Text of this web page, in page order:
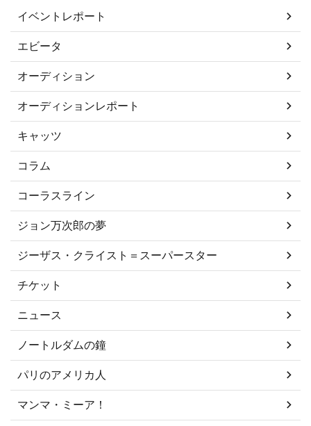
イベントレポート
エビータ
オーディション
オーディションレポート
キャッツ
コラム
コーラスライン
ジョン万次郎の夢
ジーザス・クライスト＝スーパースター
チケット
ニュース
ノートルダムの鐘
パリのアメリカ人
マンマ・ミーア！